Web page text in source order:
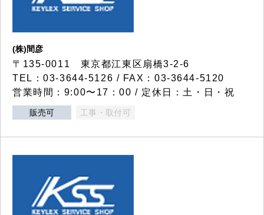
(株)間彦
〒135-0011 東京都江東区扇橋3-2-6
TEL：03-3644-5126 / FAX：03-3644-5120
営業時間：9:00〜17：00 / 定休日：土・日・祝
販売可 工事・取付可